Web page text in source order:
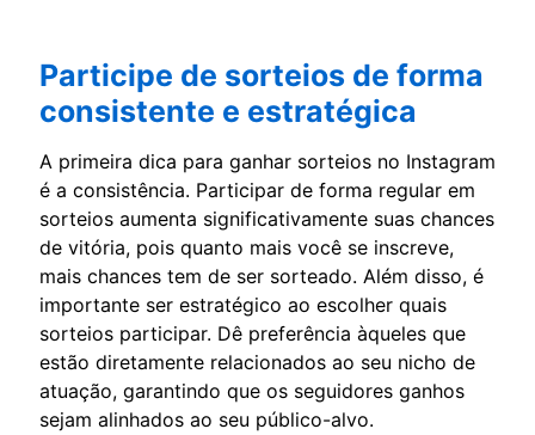
Participe de sorteios de forma
consistente e estratégica
A primeira dica para ganhar sorteios no Instagram
é a consistência. Participar de forma regular em
sorteios aumenta significativamente suas chances
de vitória, pois quanto mais você se inscreve,
mais chances tem de ser sorteado. Além disso, é
importante ser estratégico ao escolher quais
sorteios participar. Dê preferência àqueles que
estão diretamente relacionados ao seu nicho de
atuação, garantindo que os seguidores ganhos
sejam alinhados ao seu público-alvo.